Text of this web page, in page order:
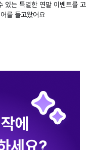
있는 특별한 연말 이벤트를 고
를 들고왔어요